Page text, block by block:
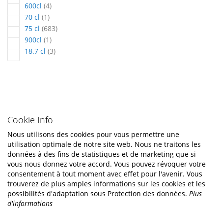
Cookie Info
Nous utilisons des cookies pour vous permettre une
utilisation optimale de notre site web. Nous ne traitons les
données à des fins de statistiques et de marketing que si
vous nous donnez votre accord. Vous pouvez révoquer votre
consentement à tout moment avec effet pour l'avenir. Vous
trouverez de plus amples informations sur les cookies et les
possibilités d'adaptation sous Protection des données. Plus
d'informations
600cl 4articles
70 cl 1article
75 cl 683articles
900cl 1article
18.7 cl 3articles